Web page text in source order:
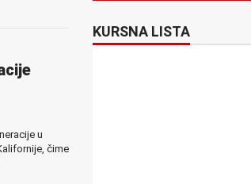
u
čime
KURSNA LISTA